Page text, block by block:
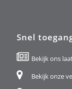
Snel
Bekijk ons
Bekijk onze